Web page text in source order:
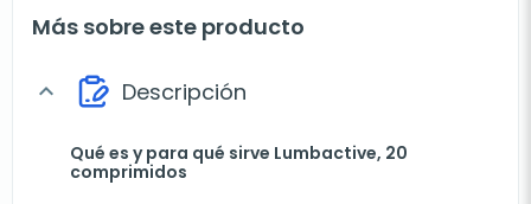
Más sobre este producto
expand_more Descripción
Qué es y para qué sirve Lumbactive, 20
comprimidos